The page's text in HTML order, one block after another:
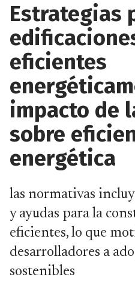
Estrategias
eficientes
impacto de
sobre
energética
las normativas
y ayudas para la
eficientes, lo que
desarrolladores a
sostenibles